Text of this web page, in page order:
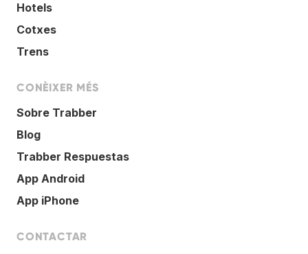
Hotels
Cotxes
Trens
CONÈIXER MÉS
Sobre Trabber
Blog
Trabber Respuestas
App Android
App iPhone
CONTACTAR